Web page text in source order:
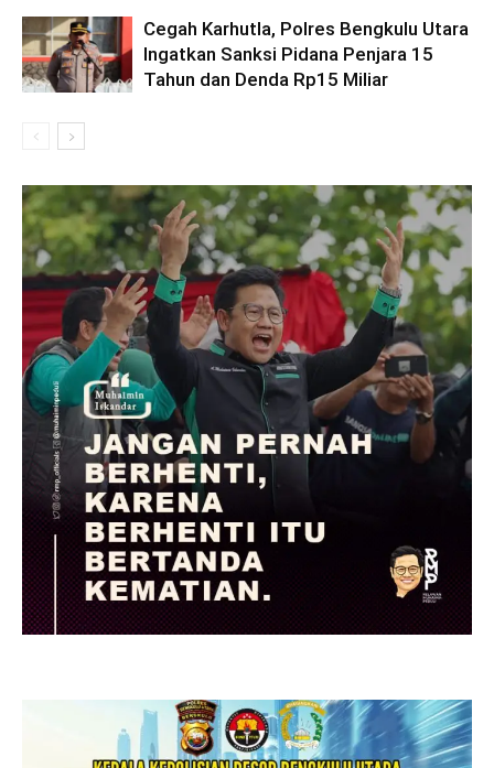
Cegah Karhutla, Polres Bengkulu Utara
Ingatkan Sanksi Pidana Penjara 15
Tahun dan Denda Rp15 Miliar